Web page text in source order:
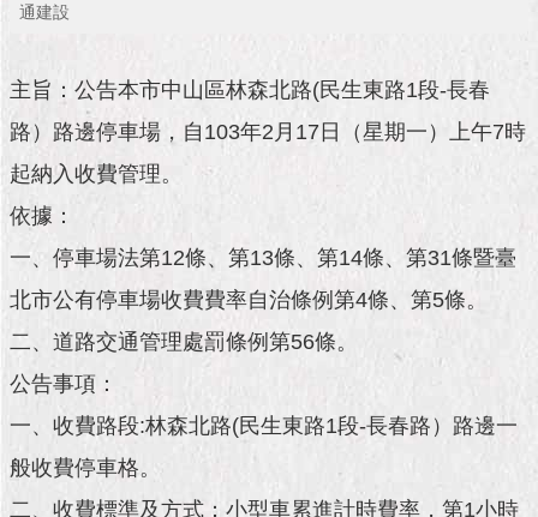
公
告
施
願
及
成
市
資
料
館
通建設
主旨：公告本市中山區林森北路(民生東路1段-長春
路）路邊停車場，自103年2月17日（星期一）上午7時
起納入收費管理。
依據：
一、停車場法第12條、第13條、第14條、第31條暨臺
北市公有停車場收費費率自治條例第4條、第5條。
二、道路交通管理處罰條例第56條。
公告事項：
一、收費路段:林森北路(民生東路1段-長春路）路邊一
般收費停車格。
二、收費標準及方式：小型車累進計時費率，第1小時